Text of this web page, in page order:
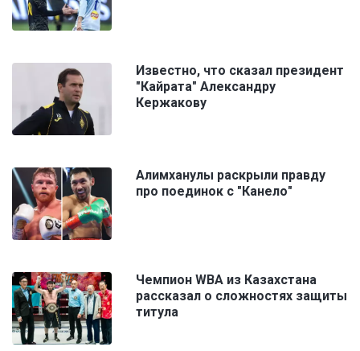
Известно, что сказал президент
"Кайрата" Александру
Кержакову
Алимханулы раскрыли правду
про поединок с "Канело"
Чемпион WBA из Казахстана
рассказал о сложностях защиты
титула